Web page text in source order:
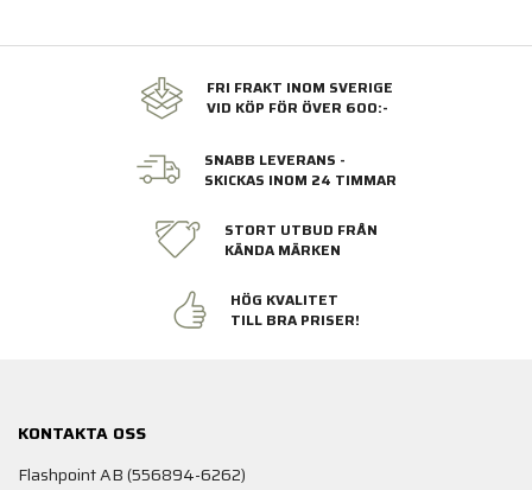
FRI FRAKT INOM SVERIGE
VID KÖP FÖR ÖVER 600:-
SNABB LEVERANS -
SKICKAS INOM 24 TIMMAR
STORT UTBUD FRÅN
KÄNDA MÄRKEN
HÖG KVALITET
TILL BRA PRISER!
KONTAKTA OSS
Flashpoint AB (556894-6262)